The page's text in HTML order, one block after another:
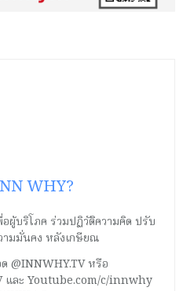
WHY?
ผู้บริโภค ร่วมปฏิวัติความคิด ปรับ
ามมั่นคง หลังเกษียณ
@INNWHY.TV หรือ
และ Youtube.com/c/innwhy